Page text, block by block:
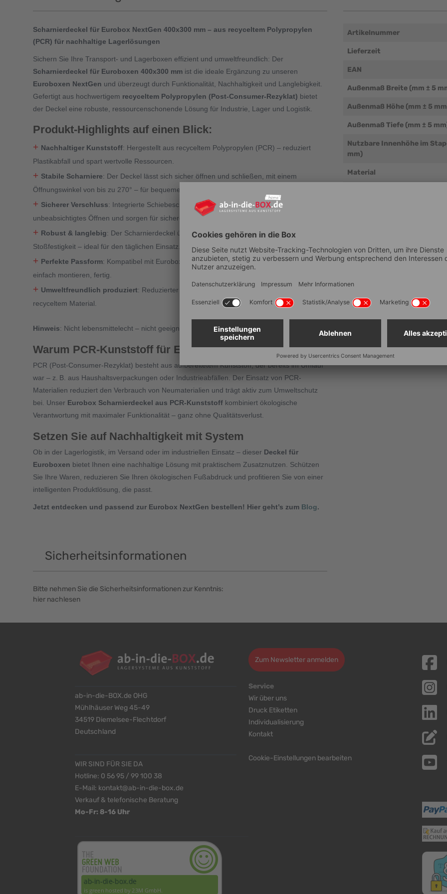
Scharnierdeckel für Eurobox NextGen 400x300 mm – aus recyceltem Polypropylen
(PCR) für nachhaltige Lagerlösungen
Sichern Sie Ihre Transport- und Lagerboxen effizient und umweltfreundlich: Der
Scharnierdeckel für Euroboxen 400x300 mm ist die ideale Ergänzung zu unseren
Euroboxen NextGen und überzeugt durch Funktionalität, Nachhaltigkeit und Langlebigkeit.
Gefertigt aus hochwertigem recyceltem Polypropylen (Post-Consumer-Rezyklat) bietet
der Deckel eine robuste, ressourcenschonende Lösung für Industrie, Lager und Logistik.
Produkt-Highlights auf einen Blick:
+ Nachhaltiger Kunststoff: Hergestellt aus recyceltem Polypropylen (PCR) – reduziert
Plastikabfall und spart wertvolle Ressourcen.
+ Stabile Scharniere: Der Deckel lässt sich sicher öffnen und schließen, mit einem
Öffnungswinkel von bis zu 270° – für bequemes Be- und Entladen.
+ Sicherer Verschluss: Integrierte Schiebeschnappverschlüsse verhindern ein
unbeabsichtigtes Öffnen und sorgen für sicheren Halt.
+ Robust & langlebig: Der Scharnierdeckel überzeugt durch hohe Stabilität und
Stoßfestigkeit – ideal für den täglichen Einsatz.
+ Perfekte Passform: Kompatibel mit Euroboxen NextGen im Format 400 x 300 mm –
einfach montieren, fertig.
+ Umweltfreundlich produziert: Reduzierter CO₂-Fußabdruck durch Verwendung von
recyceltem Material.
Hinweis: Nicht lebensmittelecht – nicht geeignet für unverpackte Lebensmittel.
Warum PCR-Kunststoff für Eurobox-Deckel?
PCR (Post-Consumer-Rezyklat) besteht aus aufbereitetem Kunststoff, der bereits im Umlauf
war – z. B. aus Haushaltsverpackungen oder Industrieabfällen. Der Einsatz von PCR-
Materialien reduziert den Verbrauch von Neumaterialien und trägt aktiv zum Umweltschutz
bei. Unser Eurobox Scharnierdeckel aus PCR-Kunststoff kombiniert ökologische
Verantwortung mit maximaler Funktionalität – ganz ohne Qualitätsverlust.
Setzen Sie auf Nachhaltigkeit mit System
Ob in der Lagerlogistik, im Versand oder im industriellen Einsatz – dieser Deckel für
Euroboxen bietet Ihnen eine nachhaltige Lösung mit praktischem Zusatznutzen. Schützen
Sie Ihre Waren, reduzieren Sie Ihren ökologischen Fußabdruck und profitieren Sie von einer
intelligenten Produktlösung, die passt.
Jetzt entdecken und passend zur Eurobox NextGen bestellen! Hier geht’s zum Blog.
Artikelnummer
Lieferzeit
EAN
Außenmaß Breite (mm ± 5
Außenmaß Höhe (mm ± 5
Außenmaß Tiefe (mm ± 5
Nutzbare Innenhöhe im
mm)
Material
Unterteilbar
Stapelbar
Sicherheitsinformationen
Bitte nehmen Sie die Sicherheitsinformationen zur Kenntnis:
hier nachlesen
ab-in-die-BOX.de OHG
Mühlhäuser Weg 45-49
34519 Diemelsee-Flechtdorf
Deutschland
WIR SIND FÜR SIE DA
Hotline: 0 56 95 / 99 100 38
E-Mail: kontakt@ab-in-die-box.de
Verkauf & telefonische Beratung
Mo-Fr: 8-16 Uhr
Zum Newsletter anmelden
Service
Wir über uns
Druck Etiketten
Individualisierung
Kontakt
Cookie-Einstellungen bearbeiten